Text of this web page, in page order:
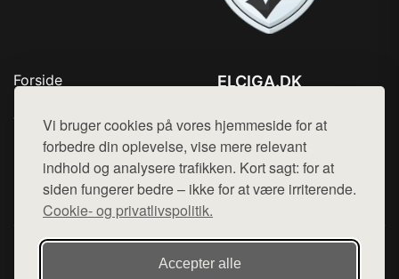
Vi bruger cookies på vores hjemmeside for at
forbedre din oplevelse, vise mere relevant
indhold og analysere trafikken. Kort sagt: for at
siden fungerer bedre – ikke for at være irriterende.
Cookie- og privatlivspolitik.
Accepter alle
Forside
Top Rabatter
Kontakt
ELCIGA.DK
Mail: hej@want.dk
Cookie- og privatlivspolitik
Denne side er en del af want.dk, der udgiver en række